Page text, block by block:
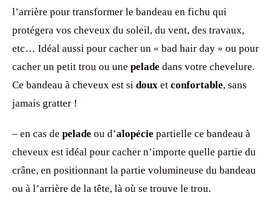
l’arrière pour transformer le bandeau en fichu qui
protégera vos cheveux du soleil, du vent, des travaux,
etc… Idéal aussi pour cacher un « bad hair day » ou pour
cacher un petit trou ou une pelade dans votre chevelure.
Ce bandeau à cheveux est si doux et confortable, sans
jamais gratter !
– en cas de pelade ou d’alopécie partielle ce bandeau à
cheveux est idéal pour cacher n’importe quelle partie du
crâne, en positionnant la partie volumineuse du bandeau
ou à l’arrière de la tête, là où se trouve le trou.